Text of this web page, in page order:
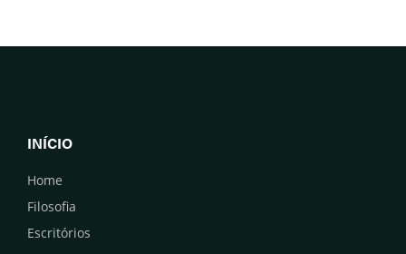
INÍCIO
Home
Filosofia
Escritórios